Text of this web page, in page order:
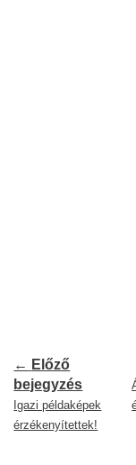
← Előző
bejegyzés
Igazi példaképek
érzékenyítettek!